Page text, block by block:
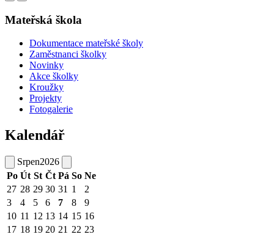
Mateřská škola
Dokumentace mateřské školy
Zaměstnanci školky
Novinky
Akce školky
Kroužky
Projekty
Fotogalerie
Kalendář
Srpen2026
Po Út St Čt Pá So Ne
27 28 29 30 31 1
2
3
4 5 6 7 8
9
10 11 12 13 14 15 16
17 18 19 20 21 22 23